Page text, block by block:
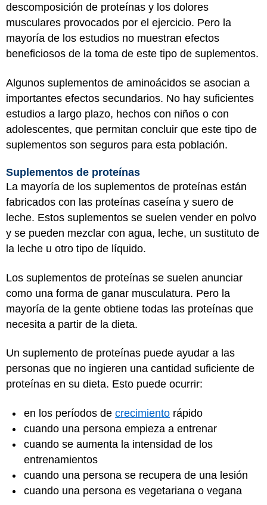
descomposición de proteínas y los dolores
musculares provocados por el ejercicio. Pero la
mayoría de los estudios no muestran efectos
beneficiosos de la toma de este tipo de suplementos.
Algunos suplementos de aminoácidos se asocian a
importantes efectos secundarios. No hay suficientes
estudios a largo plazo, hechos con niños o con
adolescentes, que permitan concluir que este tipo de
suplementos son seguros para esta población.
Suplementos de proteínas
La mayoría de los suplementos de proteínas están
fabricados con las proteínas caseína y suero de
leche. Estos suplementos se suelen vender en polvo
y se pueden mezclar con agua, leche, un sustituto de
la leche u otro tipo de líquido.
Los suplementos de proteínas se suelen anunciar
como una forma de ganar musculatura. Pero la
mayoría de la gente obtiene todas las proteínas que
necesita a partir de la dieta.
Un suplemento de proteínas puede ayudar a las
personas que no ingieren una cantidad suficiente de
proteínas en su dieta. Esto puede ocurrir:
en los períodos de crecimiento rápido
cuando una persona empieza a entrenar
cuando se aumenta la intensidad de los
entrenamientos
cuando una persona se recupera de una lesión
cuando una persona es vegetariana o vegana